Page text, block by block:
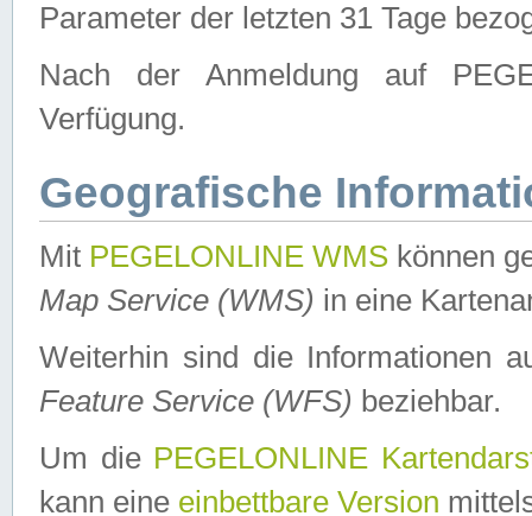
Parameter der letzten 31 Tage
Nach der Anmeldung auf
Verfügung.
Geografische
Mit PEGELONLINE WMS können
Map Service (WMS) in eine
Weiterhin sind die Informationen
Feature Service (WFS) beziehbar.
Um die PEGELONLINE
kann eine einbettbare Version